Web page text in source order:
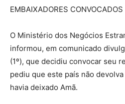
EMBAIXADORES CONVOCADOS
O Ministério dos Negócios
informou, em comunicado
(1º), que decidiu convocar seu
pediu que este país não
havia deixado Amã.